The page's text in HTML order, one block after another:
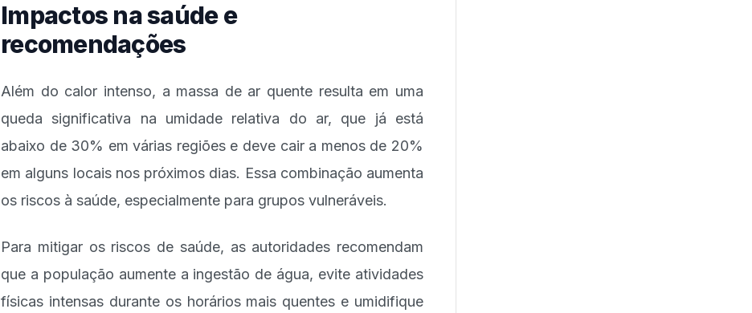
Impactos na saúde e
recomendações
Além do calor intenso, a massa de ar quente resulta em uma
queda significativa na umidade relativa do ar, que já está
abaixo de 30% em várias regiões e deve cair a menos de 20%
em alguns locais nos próximos dias. Essa combinação aumenta
os riscos à saúde, especialmente para grupos vulneráveis.
Para mitigar os riscos de saúde, as autoridades recomendam
que a população aumente a ingestão de água, evite atividades
físicas intensas durante os horários mais quentes e umidifique